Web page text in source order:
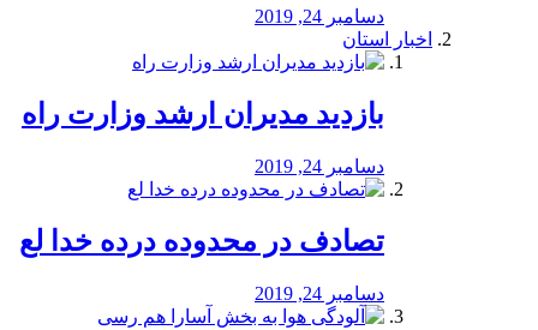
دسامبر 24, 2019
اخبار استان
بازدید مدیران ارشد وزارت راه
دسامبر 24, 2019
تصادف در محدوده درده خدا لع
دسامبر 24, 2019